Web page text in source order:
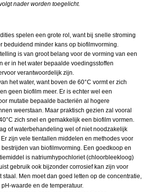
nader worden toegelicht.
spelen een grote rol, want bij snelle stroming
beduidend minder kans op biofilmvorming.
is van groot belang voor de vorming van een
er in het water bepaalde voedingsstoffen
verantwoordelijk zijn.
het water, want boven de 60°C vormt er zich
geen biofilm meer. Er is echter wel een
mutatie bepaalde bacteriën al hogere
weerstaan. Maar praktisch gezien zal vooral
zich snel en gemakkelijk een biofilm vormen.
of waterbehandeling wel of niet noodzakelijk
zijn vele tientallen middelen en methodes voor
van biofilmvorming. Een goedkoop en
is natriumhypochloriet (chloorbleekloog)
gebruik ook bijzonder corrosief kan zijn voor
staal. Men moet dan goed letten op de concentratie,
waarde en de temperatuur.